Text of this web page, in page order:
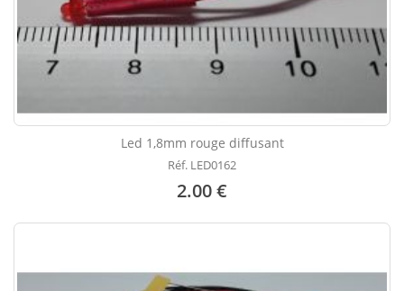
Led 1,8mm rouge diffusant
Réf. LED0162
2.00 €